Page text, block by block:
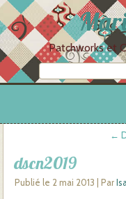
Patchworks et
←
dscn2019
Publié le 2 mai 2013 |Par